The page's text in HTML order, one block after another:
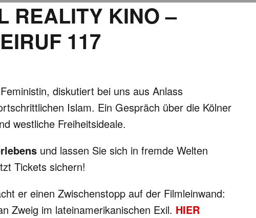
REALITY KINO –
117
diskutiert bei uns aus Anlass
Islam. Ein Gespräch über die Kölner
westliche Freiheitsideale.
und lassen Sie sich in fremde Welten
Tickets sichern!
er einen Zwischenstopp auf der Filmleinwand:
Zweig im lateinamerikanischen Exil. HIER